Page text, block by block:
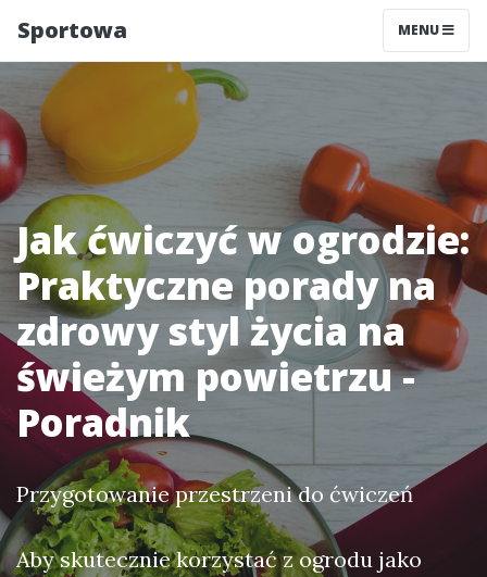
Sportowa MENU
Jak ćwiczyć w ogrodzie:
Praktyczne porady na
zdrowy styl życia na
świeżym powietrzu -
Poradnik
Przygotowanie przestrzeni do ćwiczeń
Aby skutecznie korzystać z ogrodu jako